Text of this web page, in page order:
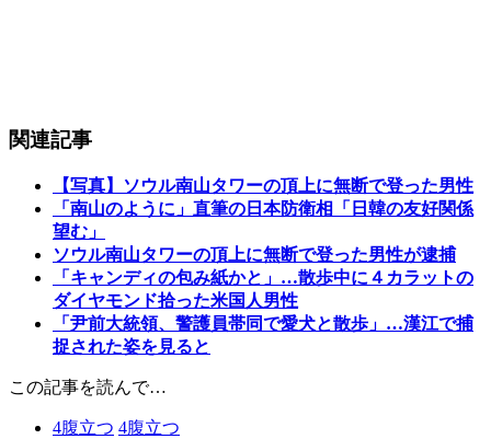
関連記事
【写真】ソウル南山タワーの頂上に無断で登った男性
「南山のように」直筆の日本防衛相「日韓の友好関係
望む」
ソウル南山タワーの頂上に無断で登った男性が逮捕
「キャンディの包み紙かと」…散歩中に４カラットの
ダイヤモンド拾った米国人男性
「尹前大統領、警護員帯同で愛犬と散歩」…漢江で捕
捉された姿を見ると
この記事を読んで…
4腹立つ 4腹立つ